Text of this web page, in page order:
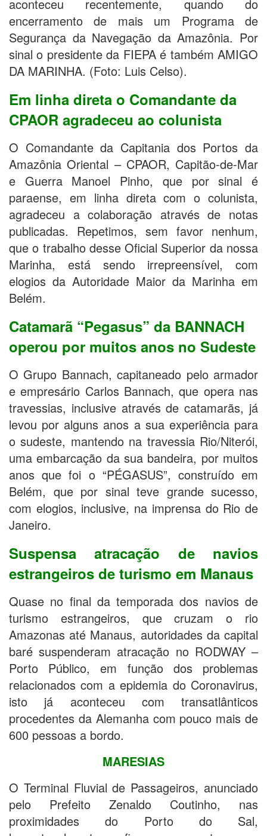
aconteceu recentemente, quando do
encerramento de mais um Programa de
Segurança da Navegação da Amazônia. Por
sinal o presidente da FIEPA é também AMIGO
DA MARINHA. (Foto: Luis Celso).
Em linha direta o Comandante da
CPAOR agradeceu ao colunista
O Comandante da Capitania dos Portos da
Amazônia Oriental – CPAOR, Capitão-de-Mar
e Guerra Manoel Pinho, que por sinal é
paraense, em linha direta com o colunista,
agradeceu a colaboração através de notas
publicadas. Repetimos, sem favor nenhum,
que o trabalho desse Oficial Superior da nossa
Marinha, está sendo irrepreensível, com
elogios da Autoridade Maior da Marinha em
Belém.
Catamarã “Pegasus” da BANNACH
operou por muitos anos no Sudeste
O Grupo Bannach, capitaneado pelo armador
e empresário Carlos Bannach, que opera nas
travessias, inclusive através de catamarãs, já
levou por alguns anos a sua experiência para
o sudeste, mantendo na travessia Rio/Niterói,
uma embarcação da sua bandeira, por muitos
anos que foi o “PÉGASUS”, construído em
Belém, que por sinal teve grande sucesso,
com elogios, inclusive, na imprensa do Rio de
Janeiro.
Suspensa atracação de navios
estrangeiros de turismo em Manaus
Quase no final da temporada dos navios de
turismo estrangeiros, que cruzam o rio
Amazonas até Manaus, autoridades da capital
baré suspenderam atracação no RODWAY –
Porto Público, em função dos problemas
relacionados com a epidemia do Coronavirus,
isto já aconteceu com transatlânticos
procedentes da Alemanha com pouco mais de
600 pessoas a bordo.
MARESIAS
O Terminal Fluvial de Passageiros, anunciado
pelo Prefeito Zenaldo Coutinho, nas
proximidades do Porto do Sal,